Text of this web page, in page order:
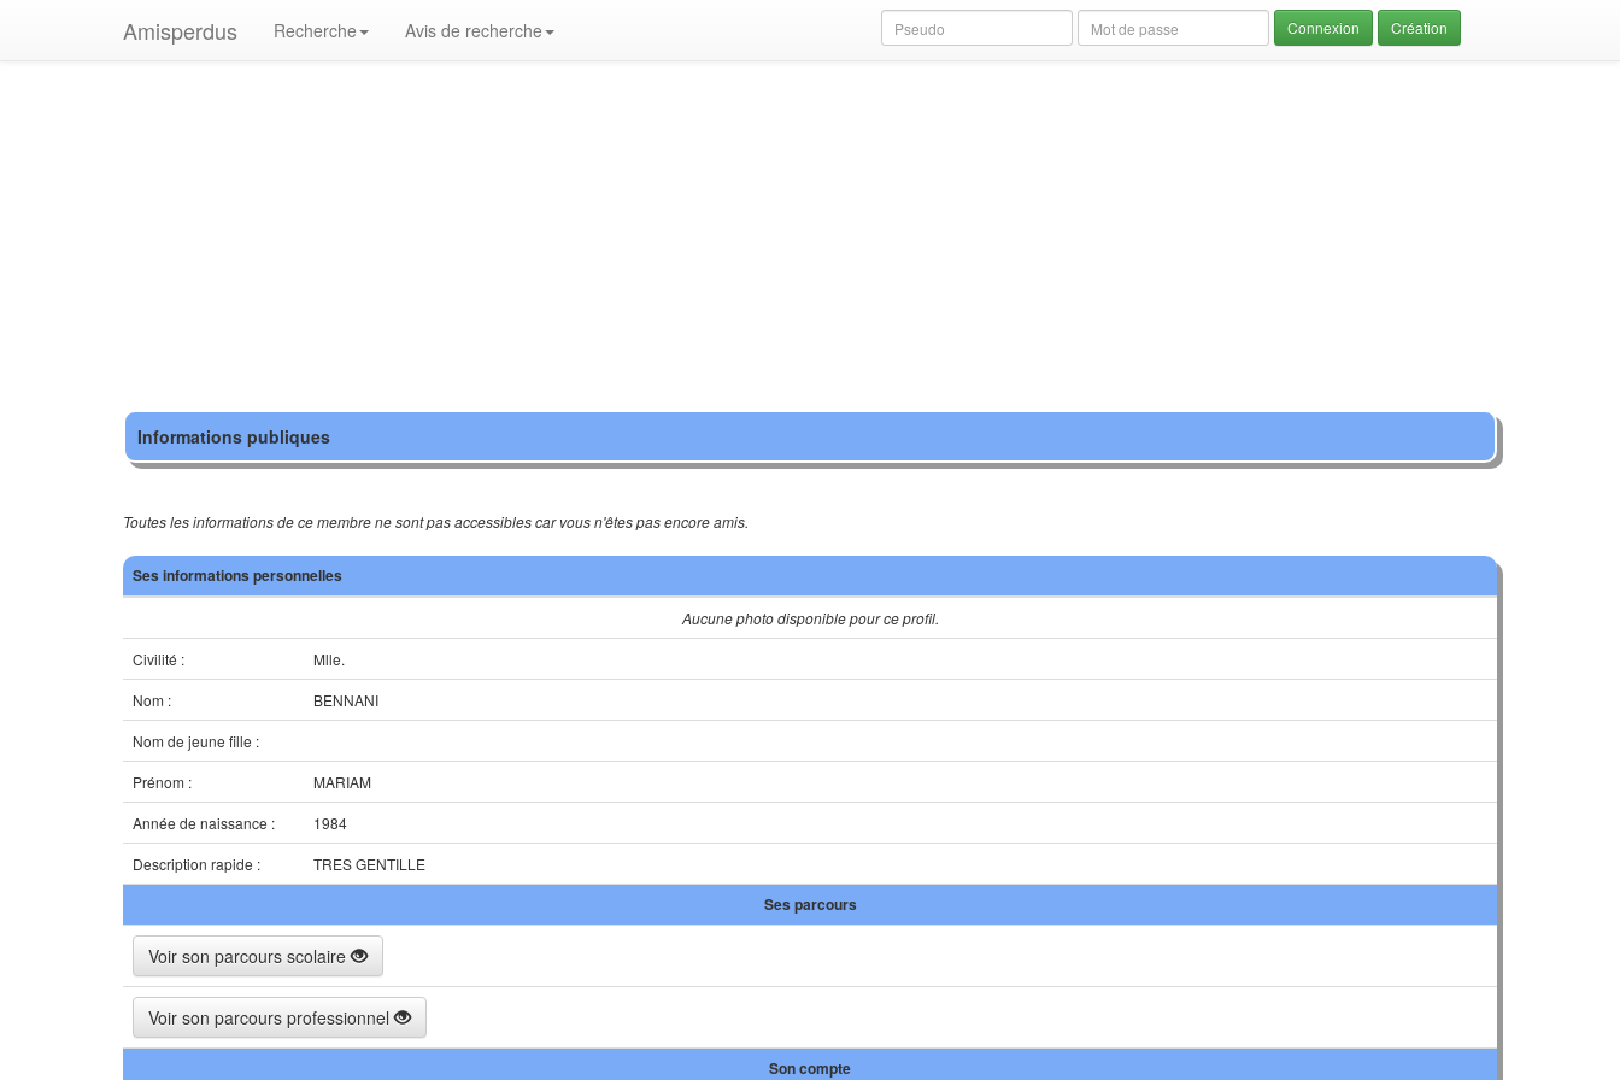
Amisperdus Recherche Avis de recherche Création
Informations publiques
Toutes les informations de ce membre ne sont pas accessibles car vous n'êtes pas encore amis.
Ses informations personnelles
Aucune photo disponible pour ce profil.
Civilité :
Mlle.
Nom :
BENNANI
Nom de jeune fille :
Prénom :
MARIAM
Année de naissance :
1984
Description rapide :
TRES GENTILLE
Ses parcours
Voir son parcours scolaire
Voir son parcours professionnel
Son compte